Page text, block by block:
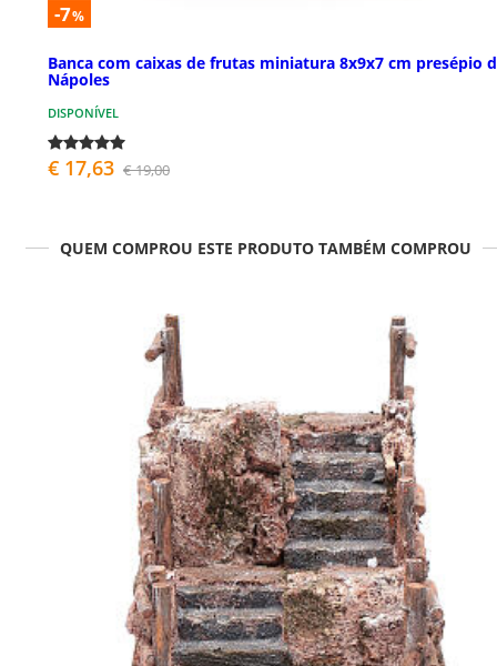
-7%
Banca com caixas de frutas miniatura 8x9x7 cm presépio
Nápoles
DISPONÍVEL
€ 17,63 € 19,00
QUEM COMPROU ESTE PRODUTO TAMBÉM COMPROU